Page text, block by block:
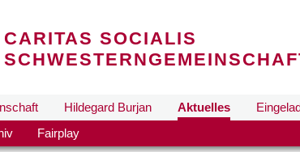
CARITAS SOCIALIS
Hildegard Burjan Aktuelles
Fairplay